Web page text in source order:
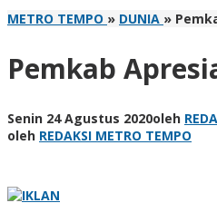
METRO TEMPO » DUNIA »
Pemkab
Senin 24 Agustus 2020oleh
oleh REDAKSI METRO TEMPO